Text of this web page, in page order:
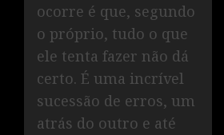
ocorre é que, segundo
o próprio, tudo o que
ele tenta fazer não dá
certo. É uma incrível
sucessão de erros, um
atrás do outro e até